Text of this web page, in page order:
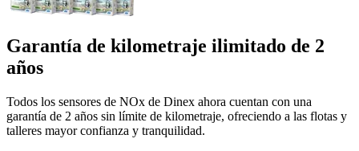
Garantía de kilometraje ilimitado de 2
años
Todos los sensores de NOx de Dinex ahora cuentan con una
garantía de 2 años sin límite de kilometraje, ofreciendo a las flotas y
talleres mayor confianza y tranquilidad.